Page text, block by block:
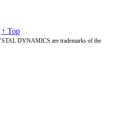
↑ Top
DYNAMICS are trademarks of the